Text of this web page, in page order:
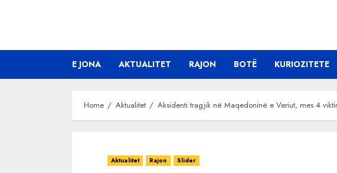
E JONA AKTUALITET RAJON BOTË KURIOZITETE
Home Aktualitet Aksidenti tragjik në Maqedoninë e Veriut, mes 4
Aktualitet Rajon Slider